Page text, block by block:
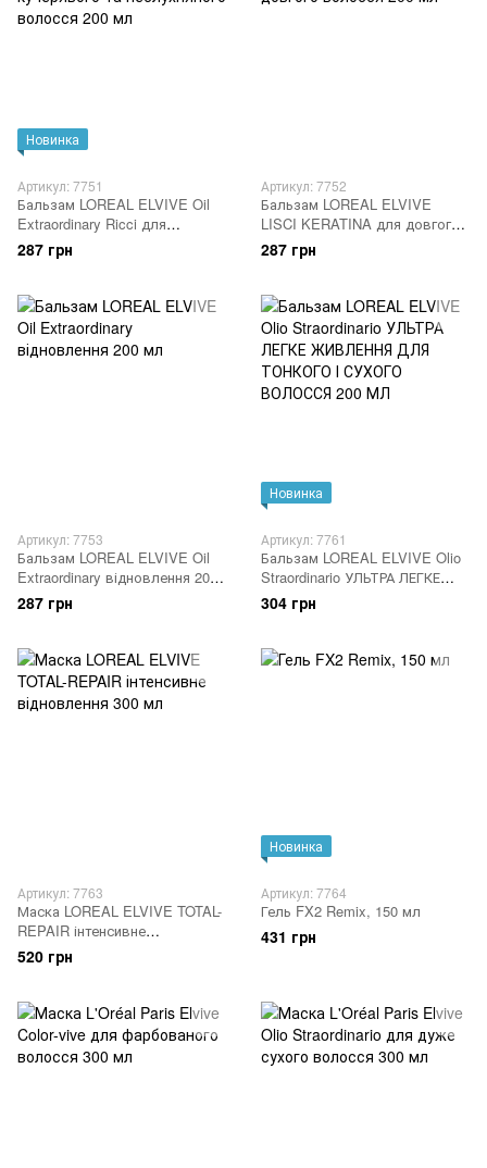
Новинка
Артикул: 7751
Бальзам LOREAL ELVIVE Oil
Extraordinary Ricci для
кучерявого та неслухняного
волосся 200 мл
287 грн
Артикул: 7752
Бальзам LOREAL ELVIVE
LISCI KERATINA для довгого
волосся 200 мл
287 грн
Артикул: 7753
Бальзам LOREAL ELVIVE Oil
Extraordinary відновлення 200
мл
287 грн
Новинка
Артикул: 7761
Бальзам LOREAL ELVIVE Olio
Straordinario УЛЬТРА ЛЕГКЕ
ЖИВЛЕННЯ ДЛЯ ТОНКОГО І
СУХОГО ВОЛОССЯ 200 МЛ
304 грн
Артикул: 7763
Маска LOREAL ELVIVE TOTAL-
REPAIR інтенсивне
відновлення 300 мл
520 грн
Новинка
Артикул: 7764
Гель FX2 Remix, 150 мл
431 грн